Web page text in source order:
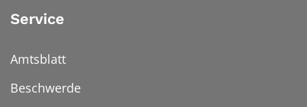
Service
Amtsblatt
Beschwerde